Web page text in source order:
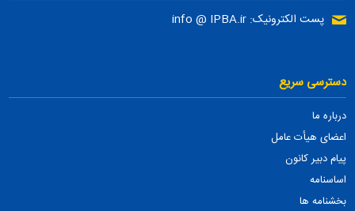
پست الکترونیک: info @ IPBA.ir
دسترسی سریع
درباره ما
اعضای هیأت عامل
پیام دبیر کانون
اساسنامه
بخشنامه ها